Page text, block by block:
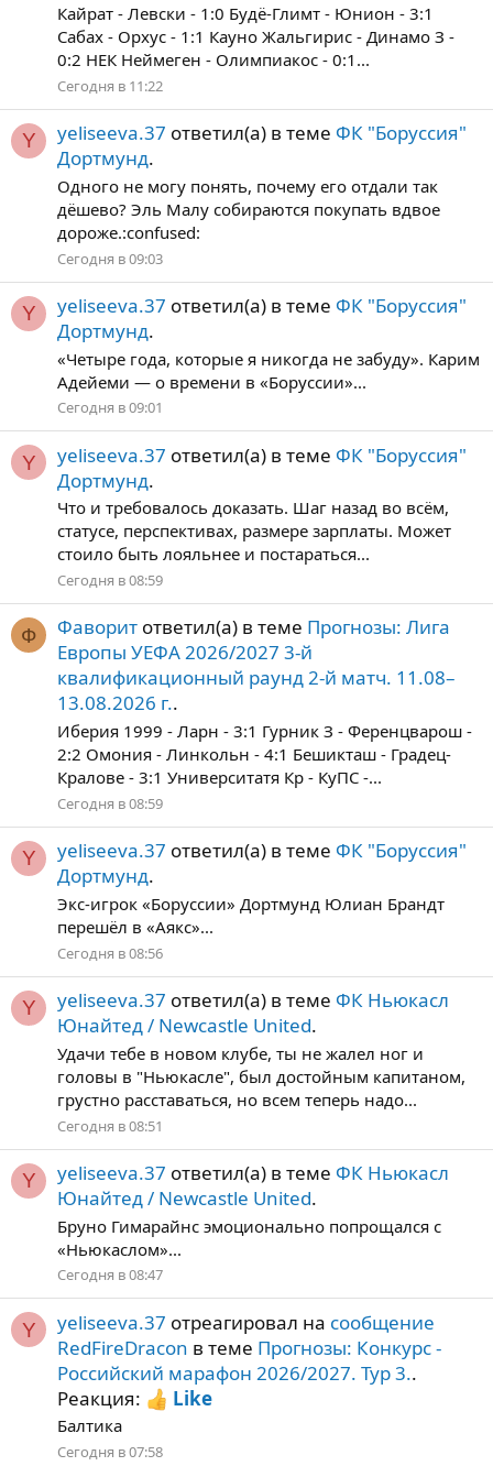
Кайрат - Левски - 1:0 Будё-Глимт - Юнион - 3:1
Сабах - Орхус - 1:1 Кауно Жальгирис - Динамо З -
0:2 НЕК Неймеген - Олимпиакос - 0:1...
Сегодня в 11:22
Y yeliseeva.37 ответил(а) в теме ФК "Боруссия"
Дортмунд.
Одного не могу понять, почему его отдали так
дёшево? Эль Малу собираются покупать вдвое
дороже.:confused:
Сегодня в 09:03
Y yeliseeva.37 ответил(а) в теме ФК "Боруссия"
Дортмунд.
«Четыре года, которые я никогда не забуду». Карим
Адейеми — о времени в «Боруссии»...
Сегодня в 09:01
Y yeliseeva.37 ответил(а) в теме ФК "Боруссия"
Дортмунд.
Что и требовалось доказать. Шаг назад во всём,
статусе, перспективах, размере зарплаты. Может
стоило быть лояльнее и постараться...
Сегодня в 08:59
Ф Фаворит ответил(а) в теме Прогнозы: Лига
Европы УЕФА 2026/2027 3-й
квалификационный раунд 2-й матч. 11.08–
13.08.2026 г..
Иберия 1999 - Ларн - 3:1 Гурник З - Ференцварош -
2:2 Омония - Линкольн - 4:1 Бешикташ - Градец-
Кралове - 3:1 Университатя Кр - КуПС -...
Сегодня в 08:59
Y yeliseeva.37 ответил(а) в теме ФК "Боруссия"
Дортмунд.
Экс-игрок «Боруссии» Дортмунд Юлиан Брандт
перешёл в «Аякс»...
Сегодня в 08:56
Y yeliseeva.37 ответил(а) в теме ФК Ньюкасл
Юнайтед / Newcastle United.
Удачи тебе в новом клубе, ты не жалел ног и
головы в "Ньюкасле", был достойным капитаном,
грустно расставаться, но всем теперь надо...
Сегодня в 08:51
Y yeliseeva.37 ответил(а) в теме ФК Ньюкасл
Юнайтед / Newcastle United.
Бруно Гимарайнс эмоционально попрощался с
«Ньюкаслом»...
Сегодня в 08:47
Y yeliseeva.37 отреагировал на сообщение
RedFireDracon в теме Прогнозы: Конкурс -
Российский марафон 2026/2027. Тур 3..
Реакция:
Like
Балтика
Сегодня в 07:58